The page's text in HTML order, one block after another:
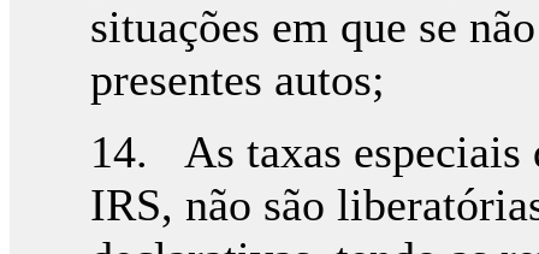
situações em que se
presentes autos;
14. As taxas especiais
IRS, não são